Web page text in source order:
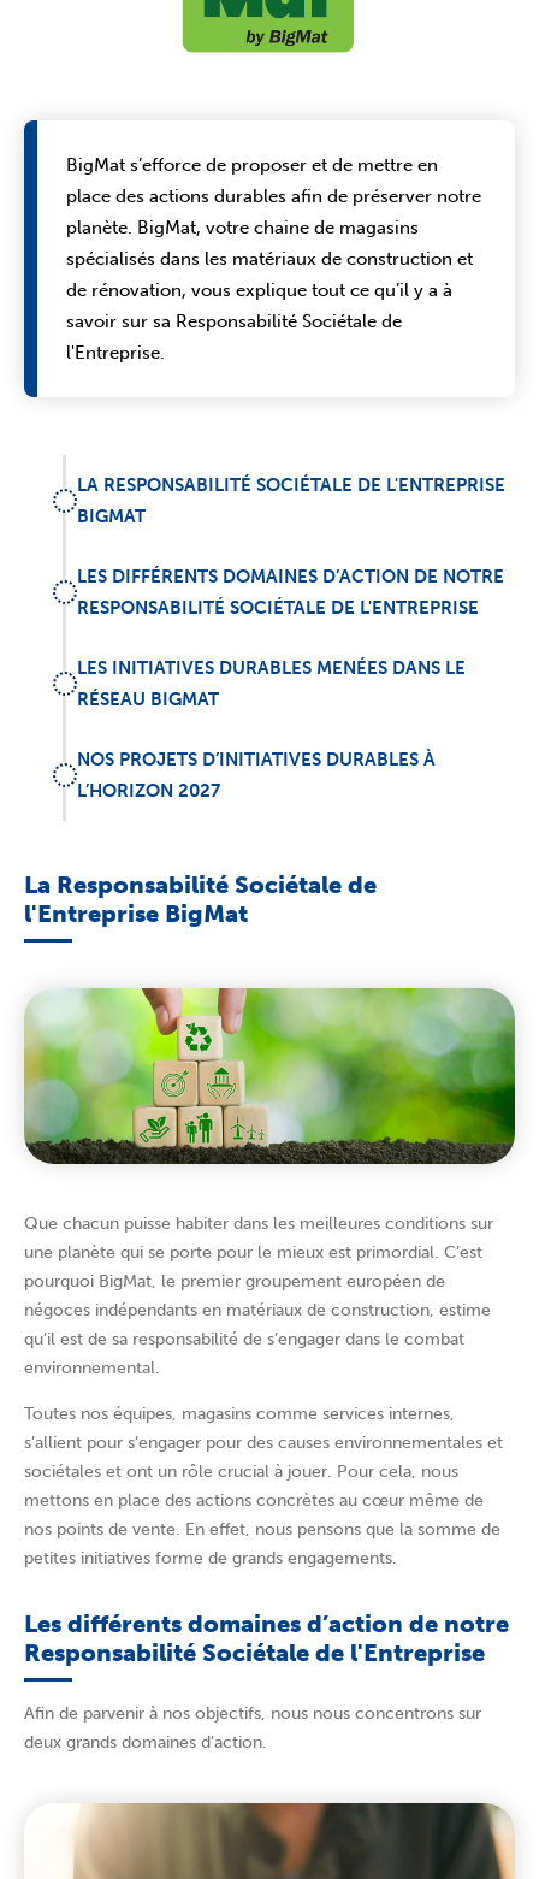
BigMat s’efforce de proposer et de mettre en
place des actions durables afin de préserver notre
planète. BigMat, votre chaine de magasins
spécialisés dans les matériaux de construction et
de rénovation, vous explique tout ce qu’il y a à
savoir sur sa Responsabilité Sociétale de
l'Entreprise.
LA RESPONSABILITÉ SOCIÉTALE DE L'ENTREPRISE
BIGMAT
LES DIFFÉRENTS DOMAINES D’ACTION DE NOTRE
RESPONSABILITÉ SOCIÉTALE DE L'ENTREPRISE
LES INITIATIVES DURABLES MENÉES DANS LE
RÉSEAU BIGMAT
NOS PROJETS D’INITIATIVES DURABLES À
L’HORIZON 2027
La Responsabilité Sociétale de
l'Entreprise BigMat
Que chacun puisse habiter dans les meilleures conditions sur
une planète qui se porte pour le mieux est primordial. C’est
pourquoi BigMat, le premier groupement européen de
négoces indépendants en matériaux de construction, estime
qu’il est de sa responsabilité de s’engager dans le combat
environnemental.
Toutes nos équipes, magasins comme services internes,
s’allient pour s’engager pour des causes environnementales et
sociétales et ont un rôle crucial à jouer. Pour cela, nous
mettons en place des actions concrètes au cœur même de
nos points de vente. En effet, nous pensons que la somme de
petites initiatives forme de grands engagements.
Les différents domaines d’action de notre
Responsabilité Sociétale de l'Entreprise
Afin de parvenir à nos objectifs, nous nous concentrons sur
deux grands domaines d’action.